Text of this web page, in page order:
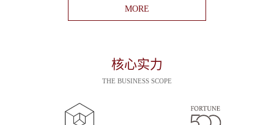
MORE
核心实力
THE BUSINESS SCOPE